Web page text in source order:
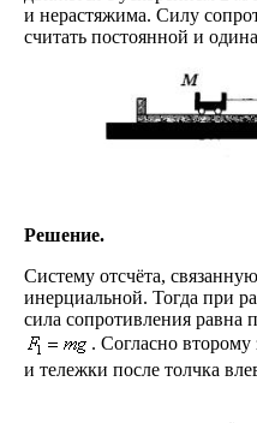
и нерастяжима. Силу
считать постоянной и
Решение.
Систему отсчёта,
инерциальной. Тогда при
сила сопротивления равна
. Согласно второму
и тележки после толчка